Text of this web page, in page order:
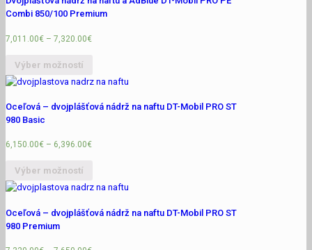
Combi 850/100 Premium
7,011.00€ – 7,320.00€
Výber možností
Oceľová – dvojplášťová nádrž na naftu DT-Mobil PRO ST
980 Basic
6,150.00€ – 6,396.00€
Výber možností
Oceľová – dvojplášťová nádrž na naftu DT-Mobil PRO ST
980 Premium